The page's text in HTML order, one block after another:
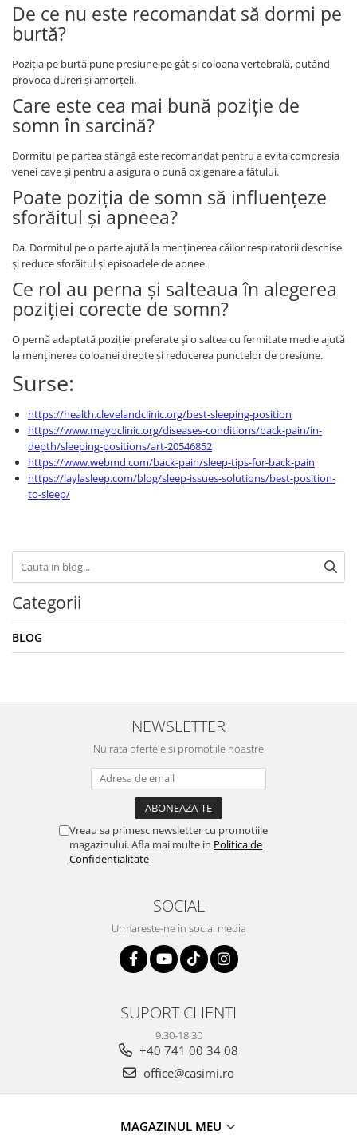
De ce nu este recomandat să dormi pe
burtă?
Poziția pe burtă pune presiune pe gât și coloana vertebrală, putând
provoca dureri și amorțeli.
Care este cea mai bună poziție de
somn în sarcină?
Dormitul pe partea stângă este recomandat pentru a evita compresia
venei cave și pentru a asigura o bună oxigenare a fătului.
Poate poziția de somn să influențeze
sforăitul și apneea?
Da. Dormitul pe o parte ajută la menținerea căilor respiratorii deschise
și reduce sforăitul și episoadele de apnee.
Ce rol au perna și salteaua în alegerea
poziției corecte de somn?
O pernă adaptată poziției preferate și o saltea cu fermitate medie ajută
la menținerea coloanei drepte și reducerea punctelor de presiune.
Surse:
https://health.clevelandclinic.org/best-sleeping-position
https://www.mayoclinic.org/diseases-conditions/back-pain/in-
depth/sleeping-positions/art-20546852
https://www.webmd.com/back-pain/sleep-tips-for-back-pain
https://laylasleep.com/blog/sleep-issues-solutions/best-position-
to-sleep/
Categorii
BLOG
NEWSLETTER
Nu rata ofertele si promotiile noastre
Vreau sa primesc newsletter cu promotiile
magazinului. Afla mai multe in Politica de
Confidentialitate
SOCIAL
Urmareste-ne in social media
SUPORT CLIENTI
9:30-18:30
+40 741 00 34 08
office@casimi.ro
MAGAZINUL MEU